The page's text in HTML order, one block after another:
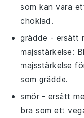
som kan vara
choklad.
grädde - ersätt
majsstärkelse:
majsstärkelse
som grädde.
smör - ersätt
bra som ett